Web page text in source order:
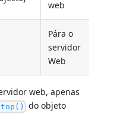
web
Pára o
servidor
Web
web, apenas
do objeto